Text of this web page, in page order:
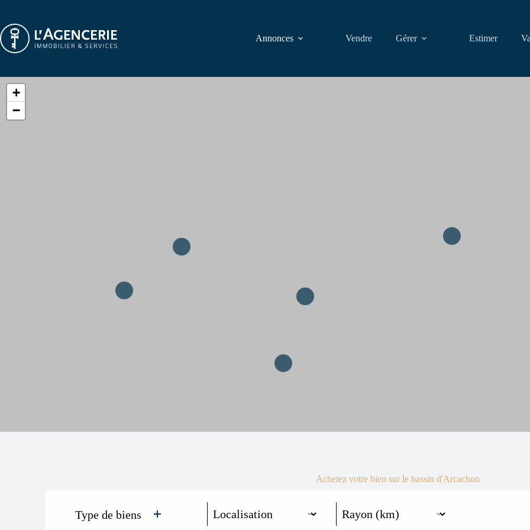
Annonces Vendre Gérer Estimer
+
−
Achetez votre bien sur le bassin d'Arcachon
Type de biens